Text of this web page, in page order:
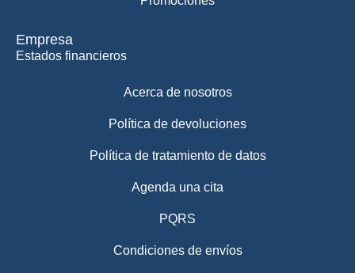
Empresa
Estados financieros
Acerca de nosotros
Política de devoluciones
Política de tratamiento de datos
Agenda una cita
PQRS
Condiciones de envíos